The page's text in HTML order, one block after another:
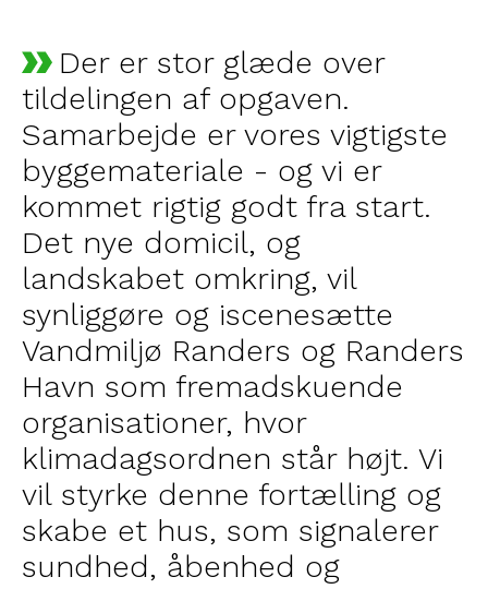
Der er stor glæde over
tildelingen af opgaven.
Samarbejde er vores vigtigste
byggemateriale - og vi er
kommet rigtig godt fra start.
Det nye domicil, og
landskabet omkring, vil
synliggøre og iscenesætte
Vandmiljø Randers og Randers
Havn som fremadskuende
organisationer, hvor
klimadagsordnen står højt. Vi
vil styrke denne fortælling og
skabe et hus, som signalerer
sundhed, åbenhed og